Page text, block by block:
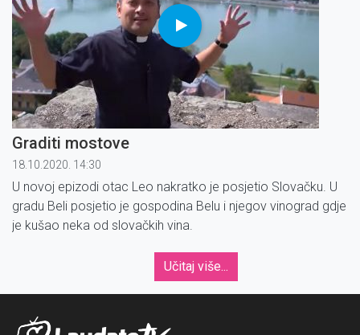
Graditi mostove
18.10.2020. 14:30
U novoj epizodi otac Leo nakratko je posjetio Slovačku. U
gradu Beli posjetio je gospodina Belu i njegov vinograd gdje
je kušao neka od slovačkih vina.
Učitaj više...